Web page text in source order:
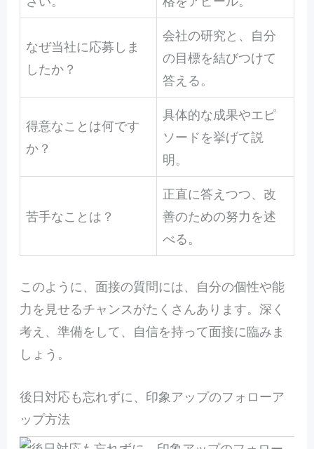
なぜ当社に応募しま
したか？
会社の研究と、自分
の目標を結びつけて
答える。
得意なことは何です
か？
具体的な成果やエピ
ソードを挙げて説
明。
苦手なことは？
正直に答えつつ、改
善のための努力を述
べる。
このように、面接の質問には、自分の個性や能
力を見せるチャンスがたくさんあります。深く
考え、準備をして、自信を持って面接に臨みま
しょう。
後日対応も忘れずに、印象アップのフォローア
ップ方法